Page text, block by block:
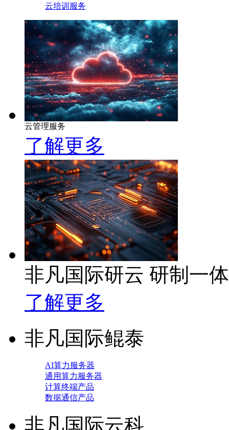
云培训服务
云管理服务
了解更多
非凡国际研云 研制一
了解更多
非凡国际鲲泰
AI算力服务器
通用算力服务器
计算终端产品
数据通信产品
非凡国际云科